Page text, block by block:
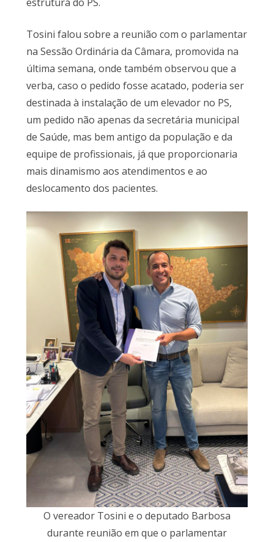
Tosini falou sobre a reunião com o parlamentar
na Sessão Ordinária da Câmara, promovida na
última semana, onde também observou que a
verba, caso o pedido fosse acatado, poderia ser
destinada à instalação de um elevador no PS,
um pedido não apenas da secretária municipal
de Saúde, mas bem antigo da população e da
equipe de profissionais, já que proporcionaria
mais dinamismo aos atendimentos e ao
deslocamento dos pacientes.
O vereador Tosini e o deputado Barbosa
durante reunião em que o parlamentar